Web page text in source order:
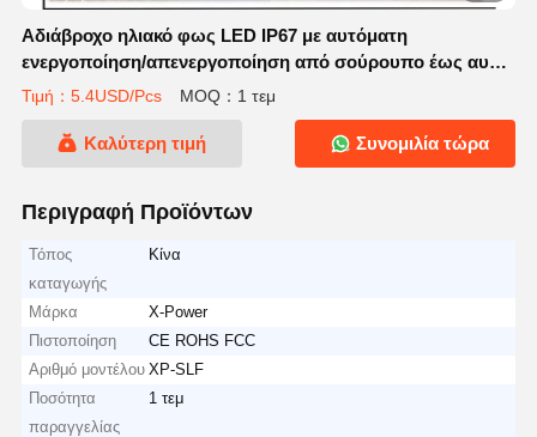
Αδιάβροχο ηλιακό φως LED IP67 με αυτόματη
ενεργοποίηση/απενεργοποίηση από σούρουπο έως αυγή
και τηλεχειριστήριο για εξωτερική ασφάλεια
Τιμή：5.4USD/Pcs MOQ：1 τεμ
Καλύτερη τιμή Συνομιλία τώρα
Περιγραφή Προϊόντων
Τόπος
καταγωγής
Κίνα
Μάρκα
X-Power
Πιστοποίηση
CE ROHS FCC
Αριθμό μοντέλου XP-SLF
Ποσότητα
παραγγελίας
1 τεμ